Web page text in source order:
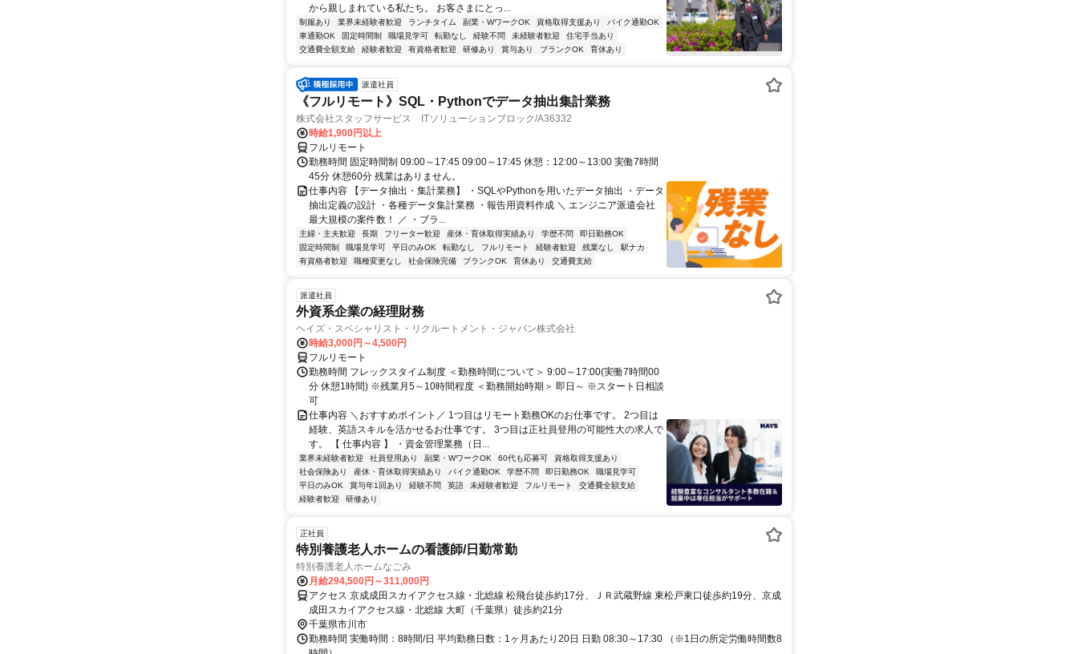
から親しまれている私たち。 お客さまにとっ...
制服あり 業界未経験者歓迎 ランチタイム 副業・WワークOK 資格取得支援あり
バイク通勤OK
車通勤OK
固定時間制 職場見学可 転勤なし 経験不問 未経験者歓迎
住宅手当あり
交通費全額支給
経験者歓迎 有資格者歓迎 研修あり 賞与あり ブランクOK 育休あり
派遣社員
《フルリモート》SQL・Pythonでデータ抽出集計業務
株式会社スタッフサービス ITソリューションブロック/A36332
時給1,900円以上
フルリモート
勤務時間 固定時間制 09:00～17:45 09:00～17:45 休憩：12:00～13:00 実働7時間
45分 休憩60分 残業はありません。
仕事内容 【データ抽出・集計業務】 ・SQLやPythonを用いたデータ抽出 ・データ
抽出定義の設計 ・各種データ集計業務 ・報告用資料作成 ＼ エンジニア派遣会社
最大規模の案件数！ ／ ・ブラ...
主婦・主夫歓迎 長期 フリーター歓迎 産休・育休取得実績あり 学歴不問
即日勤務OK
固定時間制
職場見学可 平日のみOK 転勤なし フルリモート 経験者歓迎 残業なし
駅ナカ
有資格者歓迎
職種変更なし 社会保険完備 ブランクOK 育休あり 交通費支給
派遣社員
外資系企業の経理財務
ヘイズ・スペシャリスト・リクルートメント・ジャパン株式会社
時給3,000円～4,500円
フルリモート
勤務時間 フレックスタイム制度 ＜勤務時間について＞ 9:00～17:00(実働7時間00
分 休憩1時間) ※残業月5～10時間程度 ＜勤務開始時期＞ 即日～ ※スタート日相談
可
仕事内容 ＼おすすめポイント／ 1つ目はリモート勤務OKのお仕事です。 2つ目は
経験、英語スキルを活かせるお仕事です。 3つ目は正社員登用の可能性大の求人で
す。 【 仕事内容 】 ・資金管理業務（日...
業界未経験者歓迎 社員登用あり 副業・WワークOK 60代も応募可
資格取得支援あり
社会保険あり
産休・育休取得実績あり バイク通勤OK 学歴不問 即日勤務OK
職場見学可
平日のみOK
賞与年1回あり 経験不問 英語 未経験者歓迎 フルリモート
交通費全額支給
経験者歓迎
研修あり
正社員
特別養護老人ホームの看護師/日勤常勤
特別養護老人ホームなごみ
月給294,500円～311,000円
アクセス 京成成田スカイアクセス線・北総線 松飛台徒歩約17分、ＪＲ武蔵野線 東松戸東口徒歩約19分、京成
成田スカイアクセス線・北総線 大町（千葉県）徒歩約21分
千葉県市川市
勤務時間 実働時間：8時間/日 平均勤務日数：1ヶ月あたり20日 日勤 08:30～17:30 （※1日の所定労働時間数8